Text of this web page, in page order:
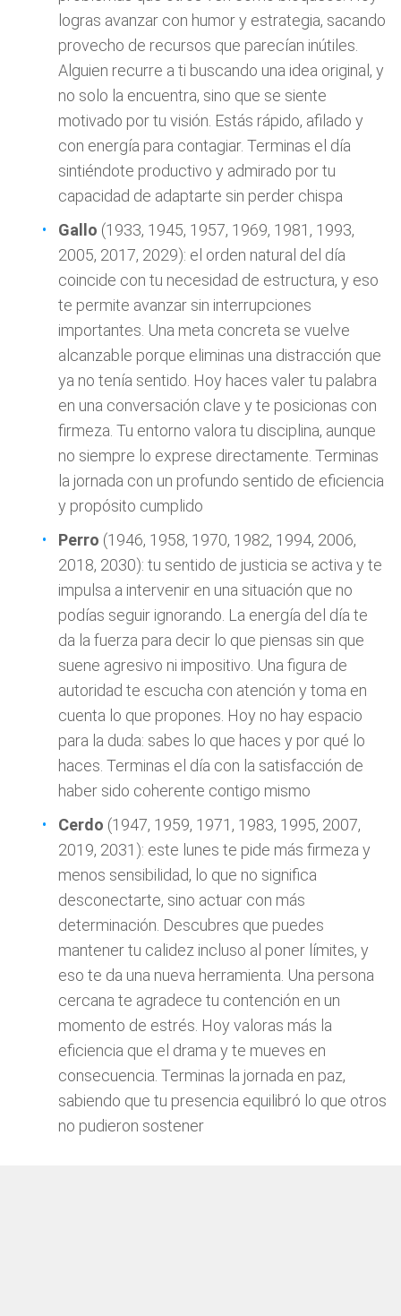
logras avanzar con humor y estrategia, sacando
provecho de recursos que parecían inútiles.
Alguien recurre a ti buscando una idea original, y
no solo la encuentra, sino que se siente
motivado por tu visión. Estás rápido, afilado y
con energía para contagiar. Terminas el día
sintiéndote productivo y admirado por tu
capacidad de adaptarte sin perder chispa
Gallo (1933, 1945, 1957, 1969, 1981, 1993,
2005, 2017, 2029): el orden natural del día
coincide con tu necesidad de estructura, y eso
te permite avanzar sin interrupciones
importantes. Una meta concreta se vuelve
alcanzable porque eliminas una distracción que
ya no tenía sentido. Hoy haces valer tu palabra
en una conversación clave y te posicionas con
firmeza. Tu entorno valora tu disciplina, aunque
no siempre lo exprese directamente. Terminas
la jornada con un profundo sentido de eficiencia
y propósito cumplido
Perro (1946, 1958, 1970, 1982, 1994, 2006,
2018, 2030): tu sentido de justicia se activa y te
impulsa a intervenir en una situación que no
podías seguir ignorando. La energía del día te
da la fuerza para decir lo que piensas sin que
suene agresivo ni impositivo. Una figura de
autoridad te escucha con atención y toma en
cuenta lo que propones. Hoy no hay espacio
para la duda: sabes lo que haces y por qué lo
haces. Terminas el día con la satisfacción de
haber sido coherente contigo mismo
Cerdo (1947, 1959, 1971, 1983, 1995, 2007,
2019, 2031): este lunes te pide más firmeza y
menos sensibilidad, lo que no significa
desconectarte, sino actuar con más
determinación. Descubres que puedes
mantener tu calidez incluso al poner límites, y
eso te da una nueva herramienta. Una persona
cercana te agradece tu contención en un
momento de estrés. Hoy valoras más la
eficiencia que el drama y te mueves en
consecuencia. Terminas la jornada en paz,
sabiendo que tu presencia equilibró lo que otros
no pudieron sostener